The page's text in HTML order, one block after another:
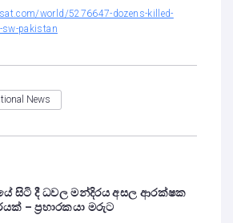
world/5276647-dozens-killed-
pakistan
News
සිටි දී ධවල මන්දිරය අසල ආරක්ෂක
– ප්‍රහාරකයා මරුට